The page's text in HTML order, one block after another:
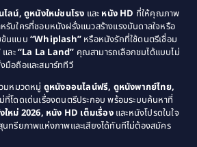
of Age ก้าวพ้นวัย(1)
Coming-of-Age(3)
Community(1)
อาชญากรรม(289)
1978
1975
1970
1968
1963
ลน์, ดูหนังใหม่ชนโรง และ หนัง HD ที่ให้คุณภาพ
รับใครที่ชอบหนังฝรั่งแนวสร้างแรงบันดาลใจหรือ
นแบบ “Whiplash” หรือหนังรักที่ใช้ดนตรีเชื่อม
และ“La La Land” คุณสามารถเลือกชมได้แบบไม่
อถือและสมาร์ททีวี
มหมวดหมู่ ดูหนังออนไลน์ฟรี, ดูหนังพากย์ไทย,
ที่โดดเด่นเรื่องดนตรีประกอบ พร้อมระบบค้นหาที่
ใหม่ 2026, หนัง HD เต็มเรื่องและหนังโปรดในใจ
ทรียภาพแห่งภาพและเสียงได้ทันทีไม่ต้องสมัคร